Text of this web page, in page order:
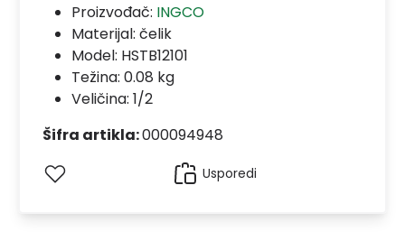
Proizvođač: INGCO
Materijal: čelik
Model: HSTB12101
Težina: 0.08 kg
Veličina: 1/2
Šifra artikla:000094948
Usporedi